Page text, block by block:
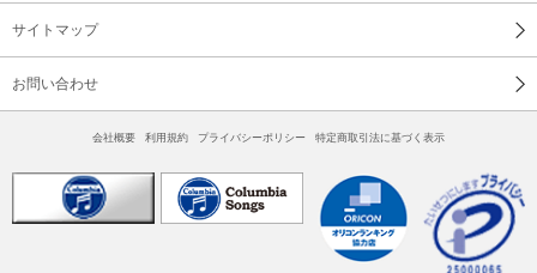
サイトマップ
お問い合わせ
会社概要 利用規約 プライバシーポリシー 特定商取引法に基づく表示